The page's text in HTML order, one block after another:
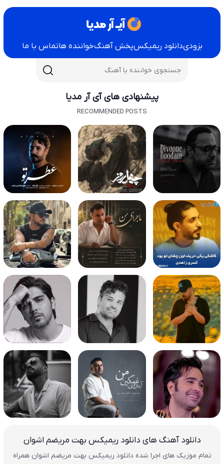
بزودیدانلود ریمیکسپخش آهنگخواننده هاتماس با ما
پیشنهادی های آی آر مدیا
RECOMMENDED POSTS
دانلود آهنگ های دانلود ریمیکس بهت مریضم اشوان
تمام موزیک های اجرا شده دانلود ریمیکس بهت مریضم اشوان همراه